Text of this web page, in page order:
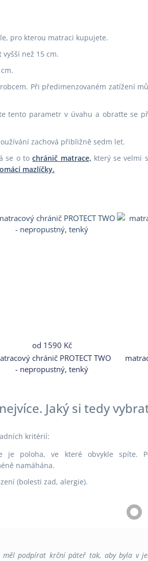
pro kterou matraci kupujete.
než 15 cm.
Při předimenzovaném zatížení
tento parametr v úvahu a obraťte se
zachová přibližně sedm let.
se o tochránič matrace, který se velmi
mazlíčky.
od 1590 Kč
chránič PROTECT TWO
- nepropustný, tenký
Jaký si tedy
kritérií:
je poloha, ve které obvykle spíte.
namáhána.
(bolesti zad, alergie).
měl podpírat krční páteř tak, aby byla v